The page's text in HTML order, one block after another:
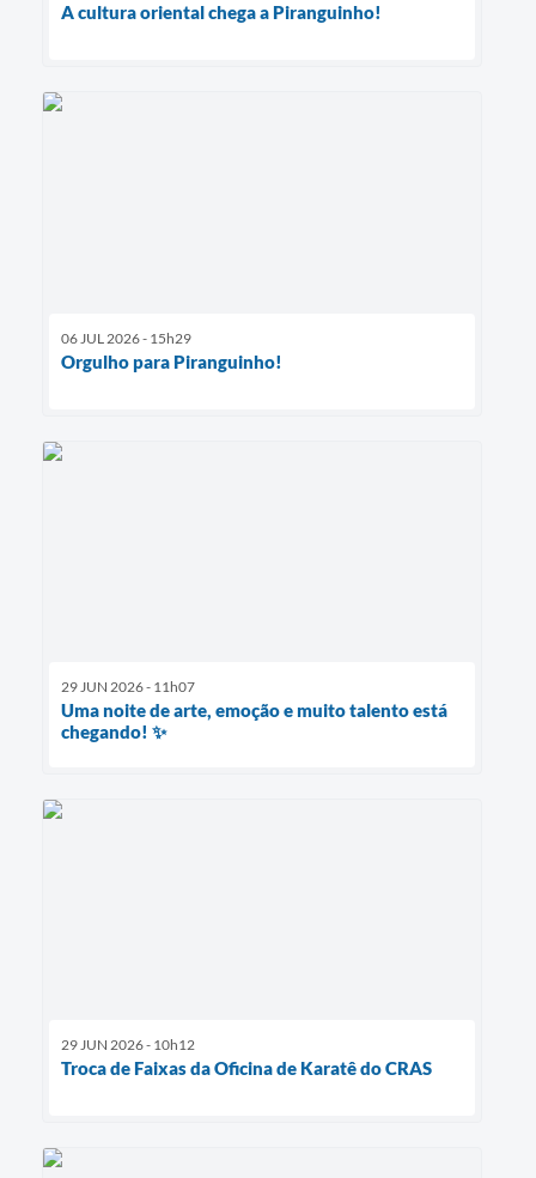
A cultura oriental chega a Piranguinho!
06 JUL 2026 - 15h29
Orgulho para Piranguinho!
29 JUN 2026 - 11h07
Uma noite de arte, emoção e muito talento está
chegando! ✨
29 JUN 2026 - 10h12
Troca de Faixas da Oficina de Karatê do CRAS